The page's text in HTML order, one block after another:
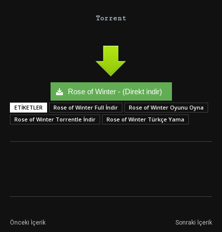
Torrent
Rose of Winter - (Direkt indir)
ETIKETLER Rose of Winter Full İndir
Rose of Winter Oyunu Oyna
Rose of Winter Torrentle İndir
Rose of Winter Türkçe Yama
Önceki İçerik Sonraki İçerik